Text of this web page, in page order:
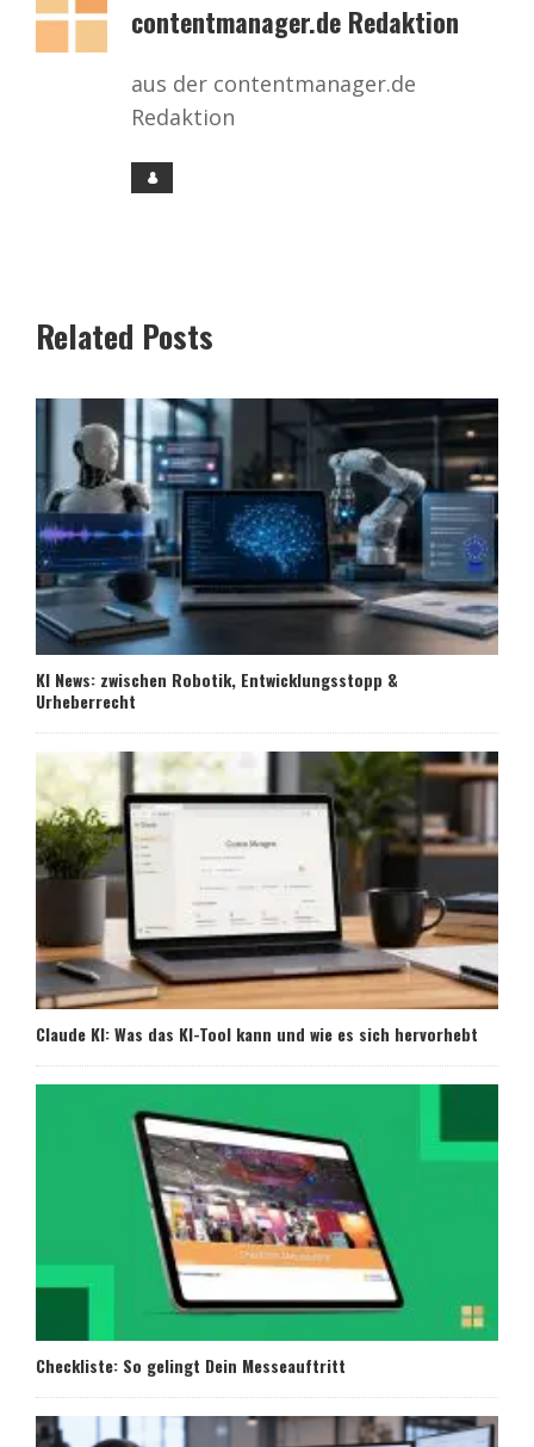
contentmanager.de Redaktion
aus der contentmanager.de
Redaktion
Related Posts
KI News: zwischen Robotik, Entwicklungsstopp &
Urheberrecht
Claude KI: Was das KI-Tool kann und wie es sich hervorhebt
Checkliste: So gelingt Dein Messeauftritt